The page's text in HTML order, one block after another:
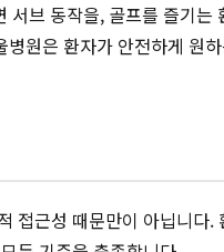
브 동작을, 골프를 즐기는
원은 환자가 안전하게 원
접근성 때문만이 아닙니다.